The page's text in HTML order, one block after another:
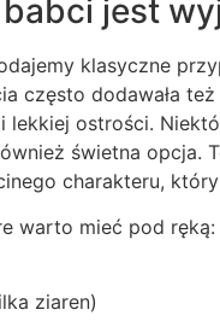
jest
klasyczne
często dodawała
lekkiej ostrości.
świetna
charakteru,
warto mieć pod ręką:
ziaren)